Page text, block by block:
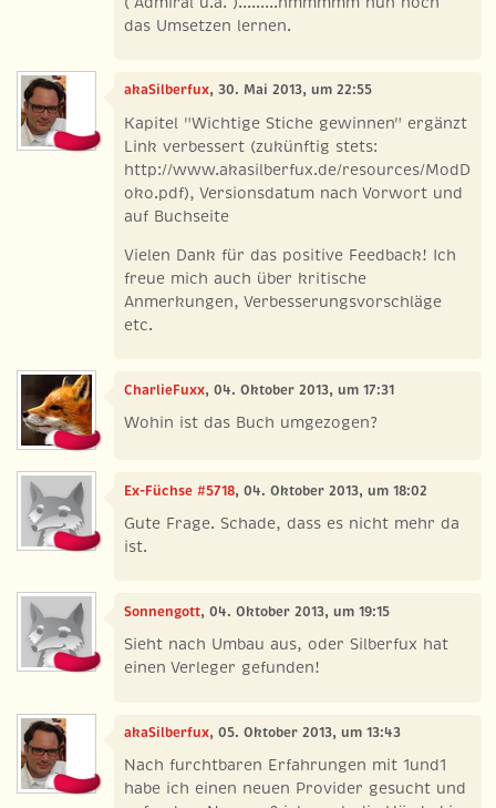
das Umsetzen lernen.
akaSilberfux, 30. Mai 2013, um 22:55
Kapitel "Wichtige Stiche gewinnen" ergänzt
Link verbessert (zukünftig stets:
http://www.akasilberfux.de/resources/ModD
oko.pdf), Versionsdatum nach Vorwort und
auf Buchseite
Vielen Dank für das positive Feedback! Ich
freue mich auch über kritische
Anmerkungen, Verbesserungsvorschläge
etc.
CharlieFuxx, 04. Oktober 2013, um 17:31
Wohin ist das Buch umgezogen?
Ex-Füchse #5718, 04. Oktober 2013, um 18:02
Gute Frage. Schade, dass es nicht mehr da
ist.
Sonnengott, 04. Oktober 2013, um 19:15
Sieht nach Umbau aus, oder Silberfux hat
einen Verleger gefunden!
akaSilberfux, 05. Oktober 2013, um 13:43
Nach furchtbaren Erfahrungen mit 1und1
habe ich einen neuen Provider gesucht und